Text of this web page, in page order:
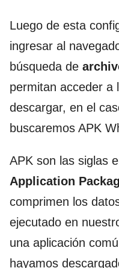
Luego de esta
ingresar al
búsqueda de
permitan acceder a
descargar, en el
buscaremos APK
APK son las siglas
Application
comprimen los
ejecutado en
una aplicación
hayamos